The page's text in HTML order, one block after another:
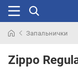
раніше
Запальнички
Zippo